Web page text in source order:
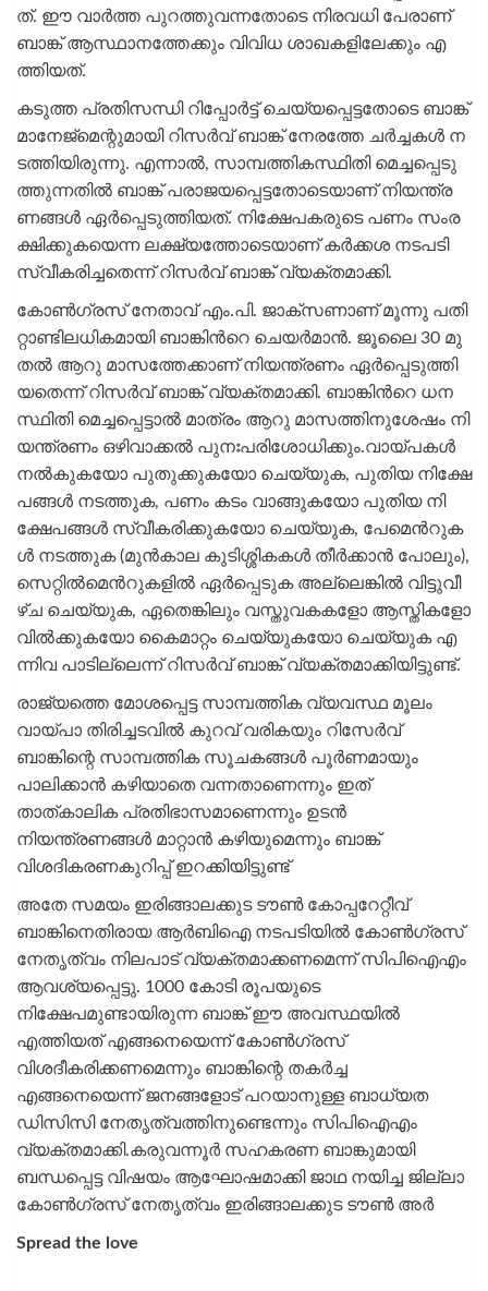
ത്. ഈ ​വാ​ർ​ത്ത പു​റ​ത്തു​വ​ന്ന​തോ​ടെ നി​ര​വ​ധി പേ​രാ​ണ്​
ബാ​ങ്ക്​ ആ​സ്ഥാ​ന​ത്തേ​ക്കും വി​വി​ധ ശാ​ഖ​ക​ളി​ലേ​ക്കും എ​
ത്തി​യ​ത്.
ക​ടു​ത്ത പ്ര​തി​സ​ന്ധി റി​പ്പോ​ർ​ട്ട്​ ചെ​യ്യ​പ്പെ​ട്ട​തോ​ടെ ബാ​ങ്ക്​
മാ​നേ​ജ്​​മെ​ന്റു​മാ​യി റി​സ​ർ​വ്​ ബാ​ങ്ക്​ നേ​ര​ത്തേ ച​ർ​ച്ച​ക​ൾ ന​
ട​ത്തി​യി​രു​ന്നു. എ​ന്നാ​ൽ, സാ​മ്പ​ത്തി​ക​സ്ഥി​തി മെ​ച്ച​പ്പെ​ടു​
ത്തു​ന്ന​തി​ൽ ബാ​ങ്ക്​ പ​രാ​ജ​യ​പ്പെ​ട്ട​തോ​ടെ​യാ​ണ്​ നി​യ​ന്ത്ര​
ണ​ങ്ങ​ൾ ഏ​ർ​പ്പെ​ടു​ത്തി​യ​ത്. നി​ക്ഷേ​പ​ക​രു​ടെ പ​ണം സം​ര​
ക്ഷി​ക്കു​ക​യെ​ന്ന ല​ക്ഷ്യ​ത്തോ​ടെ​യാ​ണ്​ ക​ർ​ക്ക​ശ ന​ട​പ​ടി
സ്വീ​ക​രി​ച്ച​തെ​ന്ന്​ റി​സ​ർ​വ്​ ബാ​ങ്ക്​ വ്യ​ക്ത​മാ​ക്കി.
കോ​ൺ​ഗ്ര​സ്​ നേ​താ​വ്​ എം.​പി. ജാ​ക്​​സ​ണാ​ണ്​ മൂ​ന്നു​ പ​തി​
റ്റാ​ണ്ടി​ല​ധി​ക​മാ​യി ബാ​ങ്കി​ന്‍റെ ചെ​യ​ർ​മാ​ൻ. ജൂ​ലൈ 30 മു​
ത​ൽ ആ​റു​ മാ​സ​ത്തേ​ക്കാ​ണ്​​ നി​യ​ന്ത്ര​ണം ഏ​ർ​പ്പെ​ടു​ത്തി​
യ​തെ​ന്ന്​ റി​സ​ർ​വ്​ ബാ​ങ്ക്​ വ്യ​ക്ത​മാ​ക്കി. ബാ​ങ്കി​ന്‍റെ ധ​ന​
സ്ഥി​തി മെ​ച്ച​പ്പെ​ട്ടാ​ൽ മാ​ത്രം ആ​റു മാ​സ​ത്തി​നു​ശേ​ഷം നി​
യ​​ന്ത്ര​ണം ഒ​ഴി​വാ​ക്ക​ൽ പു​നഃ​പ​രി​ശോ​ധി​ക്കും.വാ​യ്പ​ക​ൾ
ന​ൽ​കു​ക​യോ പു​തു​ക്കു​ക​യോ ചെ​യ്യു​ക, പു​തി​യ നി​ക്ഷേ​
പ​ങ്ങ​ൾ ന​ട​ത്തു​ക, പ​ണം ക​ടം വാ​ങ്ങു​ക​യോ പു​തി​യ നി​
ക്ഷേ​പ​ങ്ങ​ൾ സ്വീ​ക​രി​ക്കു​ക​യോ ചെ​യ്യു​ക, പേ​മെ​ന്‍റു​ക​
ൾ ന​ട​ത്തു​ക (മു​ൻ​കാ​ല കു​ടി​ശ്ശി​ക​ക​ൾ തീ​ർ​ക്കാ​ൻ പോ​ലും),
സെ​റ്റി​ൽ​മെ​ന്‍റു​ക​ളി​ൽ ഏ​ർ​പ്പെ​ടു​ക അ​ല്ലെ​ങ്കി​ൽ വി​ട്ടു​വീ​
ഴ്ച ചെ​യ്യു​ക, ഏ​തെ​ങ്കി​ലും വ​സ്തു​വ​ക​ക​ളോ ആ​സ്തി​ക​ളോ
വി​ൽ​ക്കു​ക​യോ കൈ​മാ​റ്റം ചെ​യ്യു​ക​യോ ചെ​യ്യു​ക എ​
ന്നി​വ പാ​ടി​ല്ലെ​ന്ന്​ റി​സ​ർ​വ്​ ബാ​ങ്ക്​ വ്യ​ക്ത​മാ​ക്കി​യി​ട്ടു​ണ്ട്.
രാജ്യത്തെ മോശപ്പെട്ട സാമ്പത്തിക വ്യവസ്ഥ മൂലം
വായ്പാ തിരിച്ചടവിൽ കുറവ് വരികയും റിസേർവ്
ബാങ്കിന്റെ സാമ്പത്തിക സൂചകങ്ങൾ പൂർണമായും
പാലിക്കാൻ കഴിയാതെ വന്നതാണെന്നും ഇത്
താത്കാലിക പ്രതിഭാസമാണെന്നും ഉടൻ
നിയന്ത്രണങ്ങൾ മാറ്റാൻ കഴിയുമെന്നും ബാങ്ക്
വിശദികരണകുറിപ്പ് ഇറക്കിയിട്ടുണ്ട്
അതേ സമയം ഇരിങ്ങാലക്കുട ടൗണ്‍ കോപ്പറേറ്റീവ്
ബാങ്കിനെതിരായ ആര്‍ബിഐ നടപടിയില്‍ കോണ്‍ഗ്രസ്
നേതൃത്വം നിലപാട് വ്യക്തമാക്കണമെന്ന് സിപിഐഎം
ആവശ്യപ്പെട്ടു. 1000 കോടി രൂപയുടെ
നിക്ഷേപമുണ്ടായിരുന്ന ബാങ്ക് ഈ അവസ്ഥയില്‍
എത്തിയത് എങ്ങനെയെന്ന് കോണ്‍ഗ്രസ്
വിശദീകരിക്കണമെന്നും ബാങ്കിന്റെ തകര്‍ച്ച
എങ്ങനെയെന്ന് ജനങ്ങളോട് പറയാനുള്ള ബാധ്യത
ഡിസിസി നേതൃത്വത്തിനുണ്ടെന്നും സിപിഐഎം
വ്യക്തമാക്കി.കരുവന്നൂര്‍ സഹകരണ ബാങ്കുമായി
ബന്ധപ്പെട്ട വിഷയം ആഘോഷമാക്കി ജാഥ നയിച്ച ജില്ലാ
കോണ്‍ഗ്രസ് നേതൃത്വം ഇരിങ്ങാലക്കുട ടൗണ്‍ അര്‍
Spread the love